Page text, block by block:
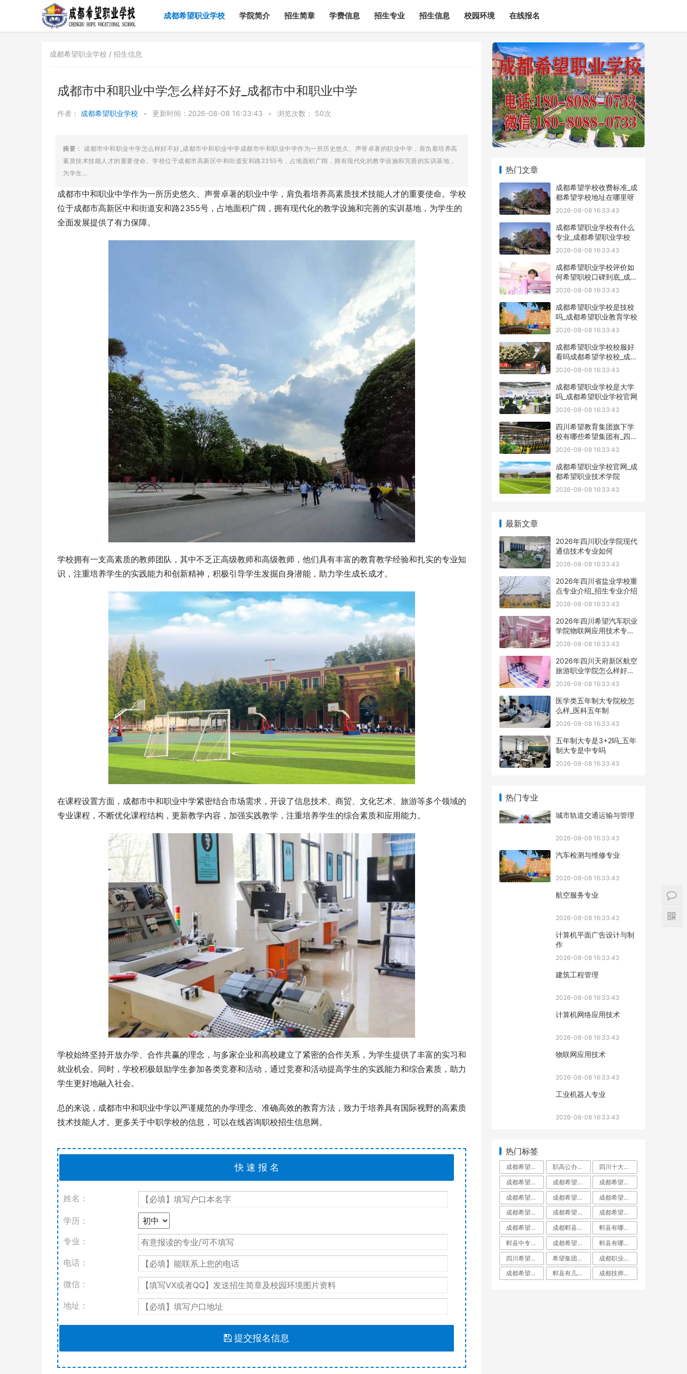
成都希望职业学校 学院简介 招生简章 学费信息 招生专业 招生信息 校园环境 在线报名
成都希望职业学校 / 招生信息
成都市中和职业中学怎么样好不好_成都市中和职业中学
作者： 成都希望职业学校 • 更新时间：2026-08-08 16:33:43 • 浏览次数： 50次
摘要： 成都市中和职业中学怎么样好不好_成都市中和职业中学成都市中和职业中学作为一所历史悠久、声誉卓著的职业中学，肩负着培养高
素质技术技能人才的重要使命。学校位于成都市高新区中和街道安和路2355号，占地面积广阔，拥有现代化的教学设施和完善的实训基地，
为学生...
成都市中和职业中学作为一所历史悠久、声誉卓著的职业中学，肩负着培养高素质技术技能人才的重要使命。学校
位于成都市高新区中和街道安和路2355号，占地面积广阔，拥有现代化的教学设施和完善的实训基地，为学生的
全面发展提供了有力保障。
学校拥有一支高素质的教师团队，其中不乏正高级教师和高级教师，他们具有丰富的教育教学经验和扎实的专业知
识，注重培养学生的实践能力和创新精神，积极引导学生发掘自身潜能，助力学生成长成才。
在课程设置方面，成都市中和职业中学紧密结合市场需求，开设了信息技术、商贸、文化艺术、旅游等多个领域的
专业课程，不断优化课程结构，更新教学内容，加强实践教学，注重培养学生的综合素质和应用能力。
学校始终坚持开放办学、合作共赢的理念，与多家企业和高校建立了紧密的合作关系，为学生提供了丰富的实习和
就业机会。同时，学校积极鼓励学生参加各类竞赛和活动，通过竞赛和活动提高学生的实践能力和综合素质，助力
学生更好地融入社会。
总的来说，成都市中和职业中学以严谨规范的办学理念、准确高效的教育方法，致力于培养具有国际视野的高素质
技术技能人才。更多关于中职学校的信息，可以在线咨询职校招生信息网。
姓名：
学历：
专业：
电话：
微信：
地址：
提交报名信息
热门文章
成都希望学校收费标准_成
都希望学校地址在哪里呀
2026-08-08 16:33:43
成都希望职业学校有什么
专业_成都希望职业学校
2026-08-08 16:33:43
成都希望职业学校评价如
何希望职校口碑到底_成都
希望职业学校烹饪专业
2026-08-08 16:33:43
成都希望职业学校是技校
吗_成都希望职业教育学校
2026-08-08 16:33:43
成都希望职业学校校服好
看吗成都希望学校校_成都
希望职业学校官网
2026-08-08 16:33:43
成都希望职业学校是大学
吗_成都希望职业学校官网
2026-08-08 16:33:43
四川希望教育集团旗下学
校有哪些希望集团有_四川
希望教育集团官网
2026-08-08 16:33:43
成都希望职业学校官网_成
都希望职业技术学院
2026-08-08 16:33:43
最新文章
2026年四川职业学院现代
通信技术专业如何
2026-08-08 16:33:43
2026年四川省盐业学校重
点专业介绍_招生专业介绍
2026-08-08 16:33:43
2026年四川希望汽车职业
学院物联网应用技术专业
如何
2026-08-08 16:33:43
2026年四川天府新区航空
旅游职业学院怎么样好不
好
2026-08-08 16:33:43
医学类五年制大专院校怎
么样_医科五年制
2026-08-08 16:33:43
五年制大专是3+2吗_五年
制大专是中专吗
2026-08-08 16:33:43
热门专业
城市轨道交通运输与管理
2026-08-08 16:33:43
汽车检测与维修专业
2026-08-08 16:33:43
航空服务专业
2026-08-08 16:33:43
计算机平面广告设计与制
作
2026-08-08 16:33:43
建筑工程管理
2026-08-08 16:33:43
计算机网络应用技术
2026-08-08 16:33:43
物联网应用技术
2026-08-08 16:33:43
工业机器人专业
2026-08-08 16:33:43
热门标签
成都希望职业学校百度百科_成都希望职业学校官网 职高公办好还是民办好_职高公办好还是私立好呢
四川十大最好的职业学校四川十大职高学校排_四川十大最好的职业学校民办
成都希望职业学校是公立还是私立_成都希望职业学校到底有多坑
成都希望职业学校升学率如何就业保障_成都希望职业学校招生学费
成都希望学校是公办还是民办_成都希望学校百度百科
成都希望职业学校口碑好不好_成都希望职业学校民办
成都希望职业学校到底有多坑郫县希望职校坑_成都希望职业学校烹饪专业
成都希望职业学校有普高班吗_成都希望职业学校招生网
成都希望职业学校有哪些专业_成都希望职业学校
成都希望职业学校好不好学校到底怎么样_成都希望职业教育学校
成都希望职业学校招生代码51223_成都希望职业学校招生网
成都希望职业学校是技校吗_成都希望职业教育学校
成都郫县希望职业学校专业对口率就业分配工_成都郫县希望职业学校
郫县有哪些大专职业学校郫县职业学校一览表_郫县有哪些大专学校
郫县中专学校郫县中专职业学校有哪些_郫县中专学校有几所
成都希望职业学校名师指导_成都希望职业学校烹饪专业
郫县有哪些公办职业高中郫都有哪些公立职业_郫县有哪些公立职业高中学校
四川希望职业学校简介_四川希望职业学院
希望集团在成都的大专学校_希望集团成都有哪些学校
成都职业学校名单成都市职业学校排名_成都职业学校都有哪些
成都希望学院本科录取分数线_成都希望学院是几本
郫县有几所职高郫都职高有哪几所_郫县有几所职高学校 成都技师学院郫县红光校区_成都技师学院郫都校区